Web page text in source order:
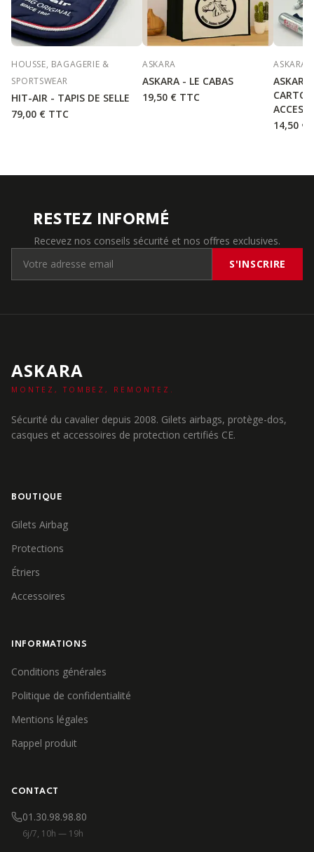
HOUSSE, BAGAGERIE &
SPORTSWEAR
HIT-AIR - TAPIS DE SELLE
79,00 € TTC
ASKARA
ASKARA - LE CABAS
19,50 € TTC
ASKARA
14,50 €
RESTEZ INFORMÉ
Recevez nos conseils sécurité et nos offres exclusives.
S'INSCRIRE
ASKARA
MONTEZ, TOMBEZ, REMONTEZ.
Sécurité du cavalier depuis 2008. Gilets airbags, protège-dos,
casques et accessoires de protection certifiés CE.
BOUTIQUE
Gilets Airbag
Protections
Étriers
Accessoires
INFORMATIONS
Conditions générales
Politique de confidentialité
Mentions légales
Rappel produit
CONTACT
01.30.98.98.80
6j/7, 10h — 19h